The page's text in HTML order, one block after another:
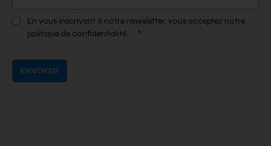
En vous inscrivant à notre newsletter, vous acceptez notre
politique de confidentialité.
*